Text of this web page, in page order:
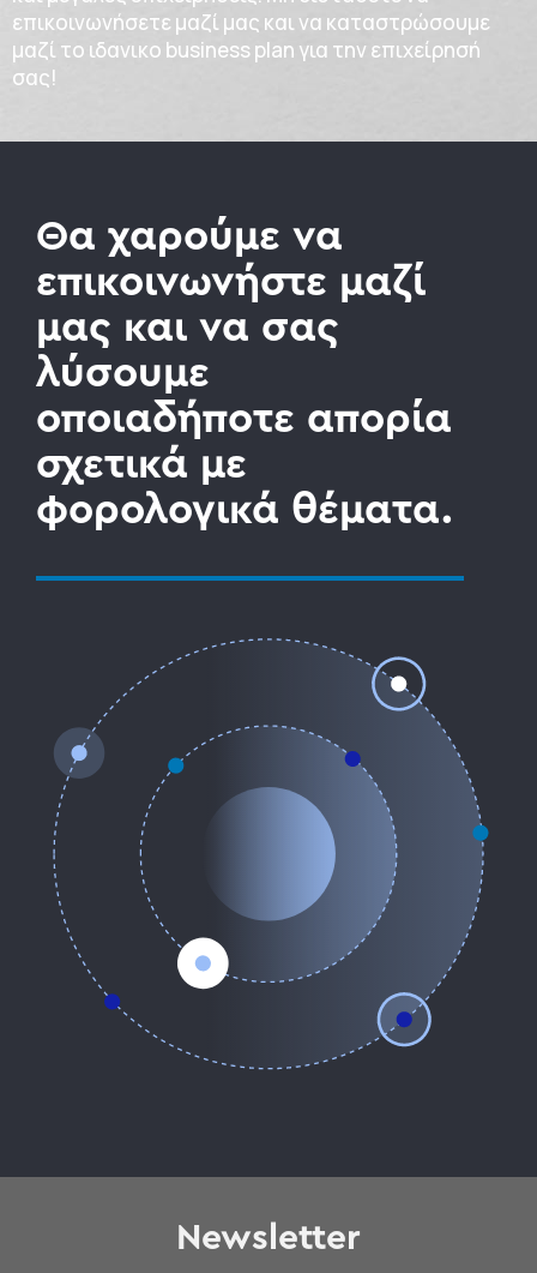
επικοινωνήσετε μαζί μας και να καταστρώσουμε
μαζί το ιδανικο business plan για την επιχείρησή
σας!
Θα χαρούμε να
επικοινωνήστε μαζί
μας και να σας
λύσουμε
οποιαδήποτε απορία
σχετικά με
φορολογικά θέματα.
Newsletter